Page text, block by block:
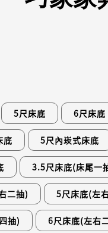
5尺床底 6尺床底
底 5尺內崁式床底
3.5尺床底(床尾一
二抽) 5尺床底(左
抽) 6尺床底(左右